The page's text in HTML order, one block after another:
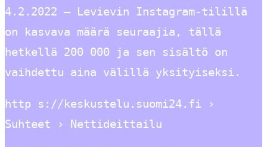
4.2.2022 — Levievin Instagram-tilillä
on kasvava määrä seuraajia, tällä
hetkellä 200 000 ja sen sisältö on
vaihdettu aina välillä yksityiseksi.
http s://keskustelu.suomi24.fi ›
Suhteet › Nettideittailu